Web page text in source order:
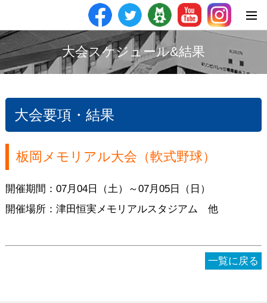
大会スケジュール&結果
大会要項・結果
板岡メモリアル大会（軟式野球）
開催期間：07月04日（土）～07月05日（日）
開催場所：津田恒実メモリアルスタジアム 他
一覧に戻る